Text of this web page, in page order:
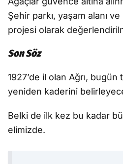
Şehir parkı, yaşam alanı
projesi olarak
Son Söz
1927’de il olan Ağrı, bugün
yeniden kaderini
Belki de ilk kez bu kadar
elimizde.